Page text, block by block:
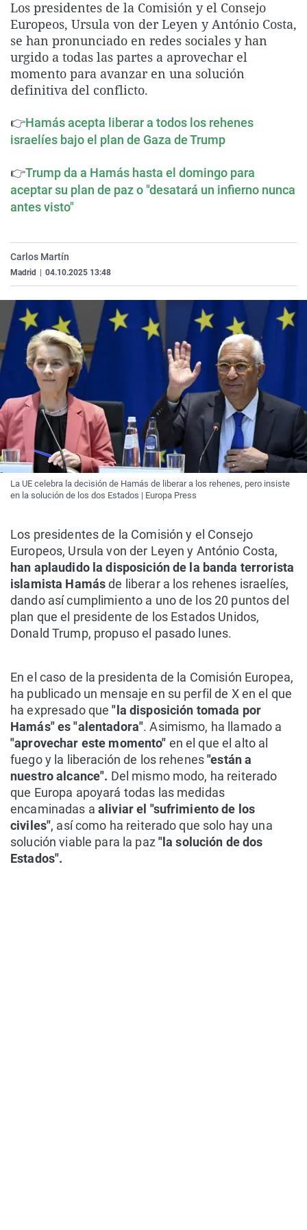
La rosa de los vientos
Gente viajera
Como el perro y el
Caso
Retornados
Equipo de
Extremadura
Galicia
La Rioja
Virales
Televisión
Elecciones
Los presidentes de la Comisión y el Consejo
Europeos, Ursula von der Leyen y António Costa,
se han pronunciado en redes sociales y han
urgido a todas las partes a aprovechar el
momento para avanzar en una solución
definitiva del conflicto.
👉Hamás acepta liberar a todos los rehenes
israelíes bajo el plan de Gaza de Trump
👉Trump da a Hamás hasta el domingo para
aceptar su plan de paz o "desatará un infierno nunca
antes visto"
Carlos Martín
Madrid 04.10.2025 13:48
La UE celebra la decisión de Hamás de liberar a los rehenes, pero insiste
en la solución de los dos Estados | Europa Press
Los presidentes de la Comisión y el Consejo
Europeos, Ursula von der Leyen y António Costa,
han aplaudido la disposición de la banda terrorista
islamista Hamásde liberar a los rehenes israelíes,
dando así cumplimiento a uno de los 20 puntos del
plan que el presidente de los Estados Unidos,
Donald Trump, propuso el pasado lunes.
En el caso de la presidenta de la Comisión Europea,
ha publicado un mensaje en su perfil de X en el que
ha expresado que"la disposición tomada por
Hamás" es "alentadora". Asimismo, ha llamado a
"aprovechar este momento" en el que el alto al
fuego y la liberación de los rehenes"están a
nuestro alcance". Del mismo modo, ha reiterado
que Europa apoyará todas las medidas
encaminadas a aliviar el "sufrimiento de los
civiles", así como ha reiterado que solo hay una
solución viable para la paz "la solución de dos
Estados".